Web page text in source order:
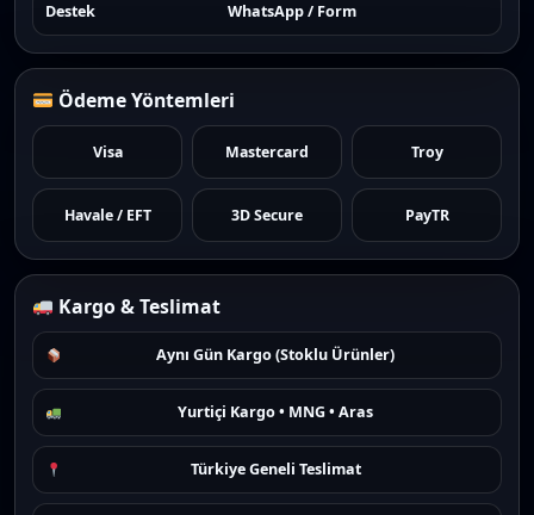
Destek WhatsApp / Form
Ödeme Yöntemleri
Visa Mastercard Troy
Havale / EFT 3D Secure PayTR
Kargo & Teslimat
Aynı Gün Kargo (Stoklu Ürünler)
Yurtiçi Kargo • MNG • Aras
Türkiye Geneli Teslimat